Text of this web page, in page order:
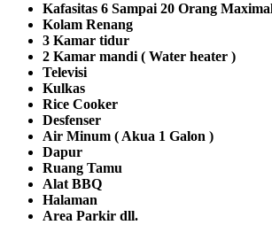
Kafasitas 6 Sampai 20 Orang
Kolam Renang
3 Kamar tidur
2 Kamar mandi ( Water heater )
Televisi
Kulkas
Rice Cooker
Desfenser
Air Minum ( Akua 1 Galon )
Dapur
Ruang Tamu
Alat BBQ
Halaman
Area Parkir dll.